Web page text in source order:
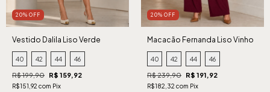
20% OFF
Vestido Dalila Liso Verde
40 42 44 46
R$ 199,90 R$ 159,92
R$151,92 com Pix
20% OFF
Macacão Fernanda Liso Vinho
40 42 44 46
R$ 239,90 R$ 191,92
R$182,32 com Pix